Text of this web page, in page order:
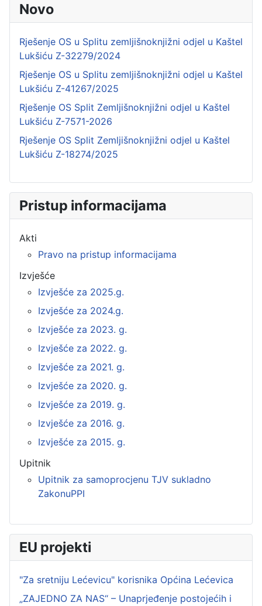
Novo
Rješenje OS u Splitu zemljišnoknjižni odjel u Kaštel
Lukšiću Z-32279/2024
Rješenje OS u Splitu zemljišnoknjižni odjel u Kaštel
Lukšiću Z-41267/2025
Rješenje OS Split Zemljišnoknjižni odjel u Kaštel
Lukšiću Z-7571-2026
Rješenje OS Split Zemljišnoknjižni odjel u Kaštel
Lukšiću Z-18274/2025
Pristup informacijama
Akti
Pravo na pristup informacijama
Izvješće
Izvješće za 2025.g.
Izvješće za 2024.g.
Izvješće za 2023. g.
Izvješće za 2022. g.
Izvješće za 2021. g.
Izvješće za 2020. g.
Izvješće za 2019. g.
Izvješće za 2016. g.
Izvješće za 2015. g.
Upitnik
Upitnik za samoprocjenu TJV sukladno
ZakonuPPI
EU projekti
"Za sretniju Lećevicu" korisnika Općina Lećevica
„ZAJEDNO ZA NAS“ – Unaprjeđenje postojećih i